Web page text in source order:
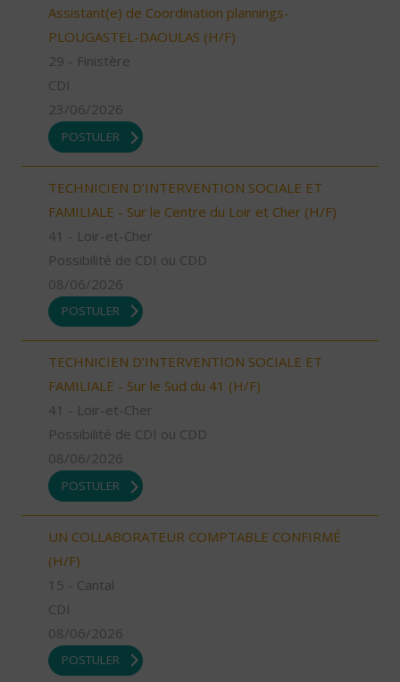
Assistant(e) de Coordination plannings-
PLOUGASTEL-DAOULAS (H/F)
29 - Finistère
CDI
23/06/2026
POSTULER
TECHNICIEN D’INTERVENTION SOCIALE ET
FAMILIALE - Sur le Centre du Loir et Cher (H/F)
41 - Loir-et-Cher
Possibilité de CDI ou CDD
08/06/2026
POSTULER
TECHNICIEN D’INTERVENTION SOCIALE ET
FAMILIALE - Sur le Sud du 41 (H/F)
41 - Loir-et-Cher
Possibilité de CDI ou CDD
08/06/2026
POSTULER
UN COLLABORATEUR COMPTABLE CONFIRMÉ
(H/F)
15 - Cantal
CDI
08/06/2026
POSTULER